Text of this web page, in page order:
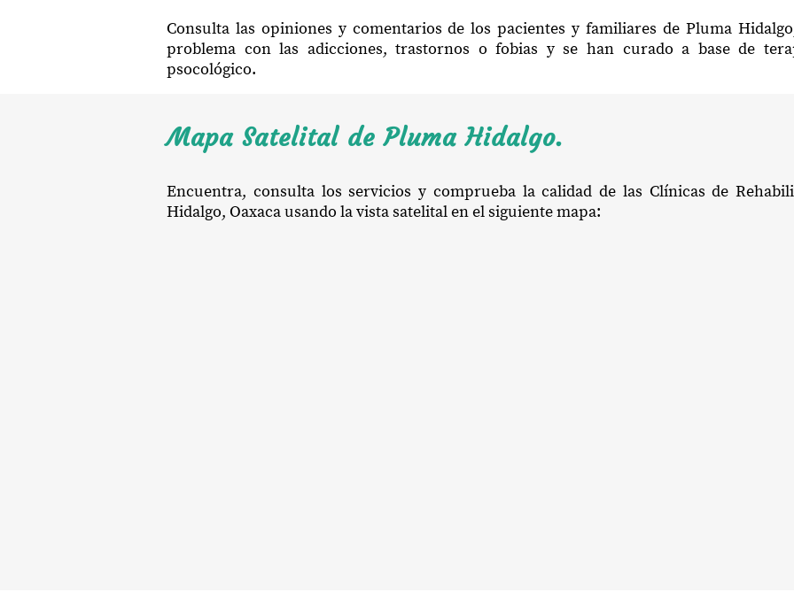
Consulta las opiniones y comentarios de los pacientes y familiares de Pluma
problema con las adicciones, trastornos o fobias y se han curado a base de
psocológico.
Mapa Satelital de Pluma Hidalgo.
Encuentra, consulta los servicios y comprueba la calidad de las Clínicas de
Hidalgo, Oaxaca usando la vista satelital en el siguiente mapa: